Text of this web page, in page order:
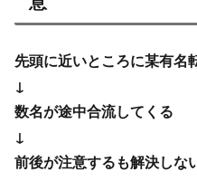
↓
数名が途中合流してくる
↓
前後が注意するも解決しない
↓